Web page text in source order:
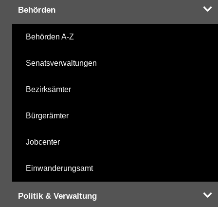
Behörden
Behörden A-Z
Senatsverwaltungen
Bezirksämter
Bürgerämter
Jobcenter
Einwanderungsamt
Politik & Verwaltung